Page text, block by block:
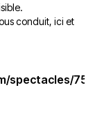
conduit, ici et
spectacles/